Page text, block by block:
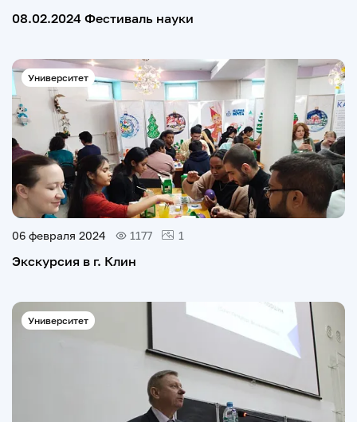
08.02.2024 Фестиваль науки
Университет
06 февраля 2024 1177 1
Экскурсия в г. Клин
Университет